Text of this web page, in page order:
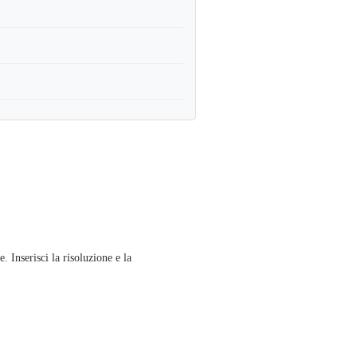
Inserisci la risoluzione e la